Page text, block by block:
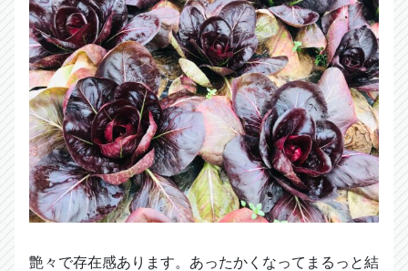
艶々で存在感あります。あったかくなってまるっと結